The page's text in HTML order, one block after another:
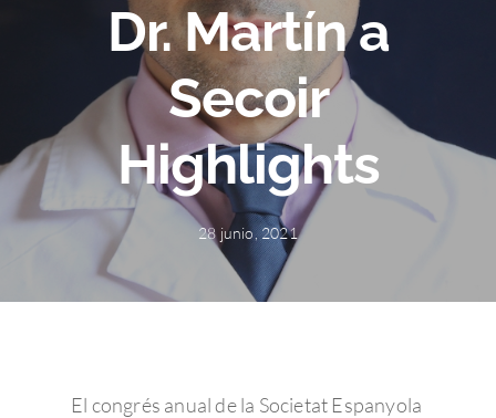
Dr. Martín a
Secoir
Highlights
28 junio, 2021
El congrés anual de la Societat Espanyola